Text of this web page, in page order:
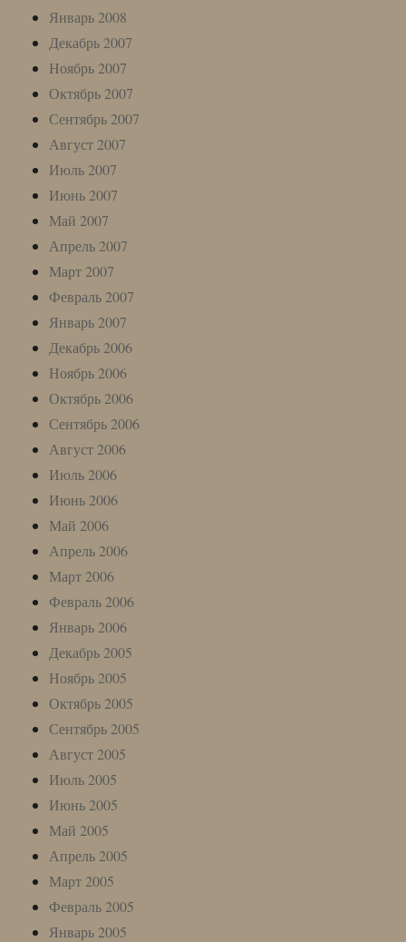
Январь 2008
Декабрь 2007
Ноябрь 2007
Октябрь 2007
Сентябрь 2007
Август 2007
Июль 2007
Июнь 2007
Май 2007
Апрель 2007
Март 2007
Февраль 2007
Январь 2007
Декабрь 2006
Ноябрь 2006
Октябрь 2006
Сентябрь 2006
Август 2006
Июль 2006
Июнь 2006
Май 2006
Апрель 2006
Март 2006
Февраль 2006
Январь 2006
Декабрь 2005
Ноябрь 2005
Октябрь 2005
Сентябрь 2005
Август 2005
Июль 2005
Июнь 2005
Май 2005
Апрель 2005
Март 2005
Февраль 2005
Январь 2005